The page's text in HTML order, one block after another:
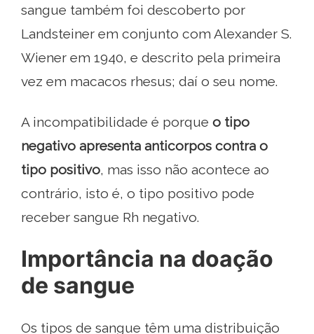
sangue também foi descoberto por
Landsteiner em conjunto com Alexander S.
Wiener em 1940, e descrito pela primeira
vez em macacos rhesus; daí o seu nome.
A incompatibilidade é porque o tipo
negativo apresenta anticorpos contra o
tipo positivo, mas isso não acontece ao
contrário, isto é, o tipo positivo pode
receber sangue Rh negativo.
Importância na doação
de sangue
Os tipos de sangue têm uma distribuição